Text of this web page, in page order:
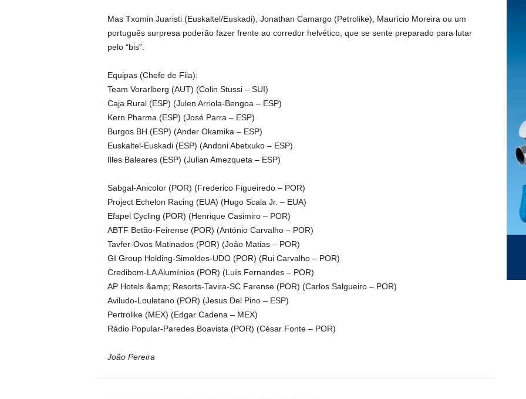
Mas Txomin Juaristi (Euskaltel/Euskadi), Jonathan Camargo (Petrolike), Maurício Moreira ou um
português surpresa poderão fazer frente ao corredor helvético, que se sente preparado para lutar
pelo “bis”.
Equipas (Chefe de Fila):
Team Vorarlberg (AUT) (Colin Stussi – SUI)
Caja Rural (ESP) (Julen Arriola-Bengoa – ESP)
Kern Pharma (ESP) (José Parra – ESP)
Burgos BH (ESP) (Ander Okamika – ESP)
Euskaltel-Euskadi (ESP) (Andoni Abetxuko – ESP)
Illes Baleares (ESP) (Julian Amezqueta – ESP)
Sabgal-Anicolor (POR) (Frederico Figueiredo – POR)
Project Echelon Racing (EUA) (Hugo Scala Jr. – EUA)
Efapel Cycling (POR) (Henrique Casimiro – POR)
ABTF Betão-Feirense (POR) (António Carvalho – POR)
Tavfer-Ovos Matinados (POR) (João Matias – POR)
GI Group Holding-Simoldes-UDO (POR) (Rui Carvalho – POR)
Credibom-LA Alumínios (POR) (Luís Fernandes – POR)
AP Hotels &amp; Resorts-Tavira-SC Farense (POR) (Carlos Salgueiro – POR)
Aviludo-Louletano (POR) (Jesus Del Pino – ESP)
Pertrolike (MEX) (Edgar Cadena – MEX)
Rádio Popular-Paredes Boavista (POR) (César Fonte – POR)
João Pereira